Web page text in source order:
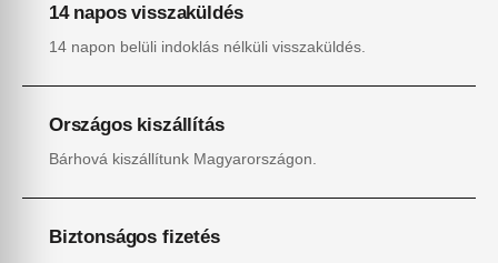
14 napos visszaküldés
14 napon belüli indoklás nélküli visszaküldés.
Országos kiszállítás
Bárhová kiszállítunk Magyarországon.
Biztonságos fizetés